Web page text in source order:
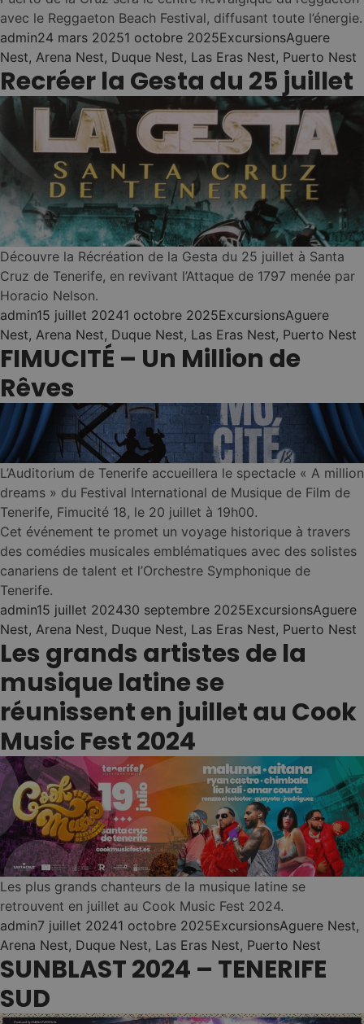
La Laguna (Santa Cruz)
• Nest
Puerto Santiago (Los
Gigantes)
• Nest
Puerto de la Cruz
HOSTELS!
Flow as you go ...
1
Elige tus islas
(Tenerife & Gran
Canaria)
Muévete entre
hostels (11 auberges)
3
Économie et confort
(jusqu'à -30%)
CONSIGUE EL
NESTS PASS
Fonctionnement →
03NEST LONG STAY -
MAKE IT HOME. LIVE
Echa raíces un
mes ...
1
30 noches en tu Nest
(Tenerife o Gran
Canaria)
2
Sin fianzas ni
contratos(cero
papeleo)
Todo incluido(desde
RESERVA TU
NEST LONG
STAY
Fonctionnement →
04EXPERIENCIAS
Stand UP Paddle
•
École de surf et
leçons
•
Plongée et
plongée en apnée
•Parapente
Voir toutes les
avec le Reggaeton Beach Festival, diffusant toute l’énergie.
Posted by
admin24 mars 20251 octobre 2025Posted in
ExcursionsTags:
Aguere
Nest, Arena Nest, Duque Nest, Las Eras Nest, Puerto Nest
Recréer la Gesta du 25 juillet
Découvre la Récréation de la Gesta du 25 juillet à Santa
Cruz de Tenerife, en revivant l’Attaque de 1797 menée par
Horacio Nelson.
Posted by
admin15 juillet 20241 octobre 2025Posted in
ExcursionsTags:
Aguere
Nest, Arena Nest, Duque Nest, Las Eras Nest, Puerto Nest
FIMUCITÉ – Un Million de
Rêves
L’Auditorium de Tenerife accueillera le spectacle « A million
dreams » du Festival International de Musique de Film de
Tenerife, Fimucité 18, le 20 juillet à 19h00.
Cet événement te promet un voyage historique à travers
des comédies musicales emblématiques avec des solistes
canariens de talent et l’Orchestre Symphonique de
Tenerife.
Posted by
admin15 juillet 202430 septembre 2025Posted in
ExcursionsTags:
Aguere
Nest, Arena Nest, Duque Nest, Las Eras Nest, Puerto Nest
Les grands artistes de la
musique latine se
réunissent en juillet au Cook
Music Fest 2024
Les plus grands chanteurs de la musique latine se
retrouvent en juillet au Cook Music Fest 2024.
Posted by
admin7 juillet 20241 octobre 2025Posted in
ExcursionsTags:
Aguere Nest,
Arena Nest, Duque Nest, Las Eras Nest, Puerto Nest
SUNBLAST 2024 – TENERIFE
SUD